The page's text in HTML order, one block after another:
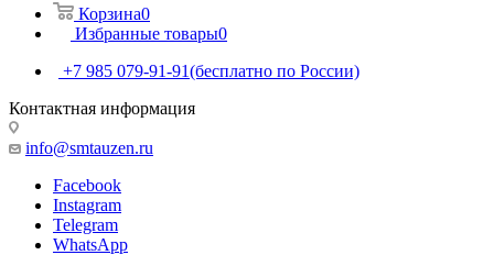
Корзина0
Избранные товары0
+7 985 079-91-91(бесплатно по России)
Контактная информация
info@smtauzen.ru
Facebook
Instagram
Telegram
WhatsApp